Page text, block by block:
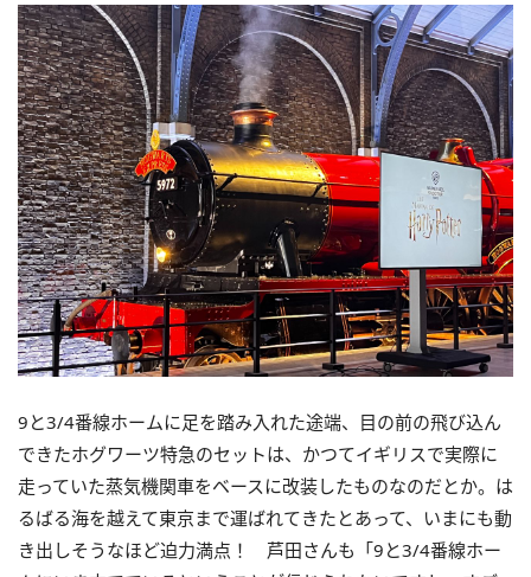
9と3/4番線ホームに足を踏み入れた途端、目の前の飛び込ん
できたホグワーツ特急のセットは、かつてイギリスで実際に
走っていた蒸気機関車をベースに改装したものなのだとか。は
るばる海を越えて東京まで運ばれてきたとあって、いまにも動
き出しそうなほど迫力満点！ 芦田さんも「9と3/4番線ホー